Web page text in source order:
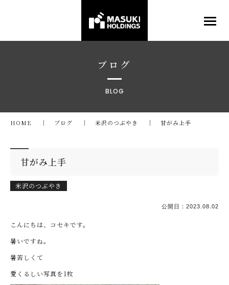
ブログ
BLOG
HOME ブログ 米沢のつぶやき 甘がみ上手
甘がみ上手
米沢のつぶやき
公開日： 2023.08.02
こんにちは、コセキです。
暑いですね。
暑苦しくて
愛くるしい写真を1枚